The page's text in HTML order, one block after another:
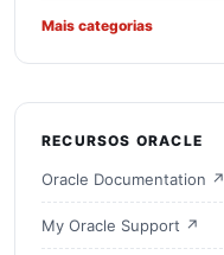
Mais categorias
RECURSOS ORACLE
Oracle Documentation ↗
My Oracle Support ↗